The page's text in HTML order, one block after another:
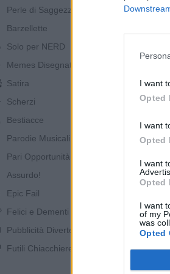
I want
Opted
I want
Opted
I want
Opted
I want
of my
was
Opted
Perle di Saggezza
Barzellette
Solo per NERD
Memes Disegnati
Satira
Scherzi
Bestiacce
Parodie Musicali
Pari Opportunità
Assurdo!
Epic Fail
Felici e Dementi
Pubblicità Divertenti
Futili Chiacchiere